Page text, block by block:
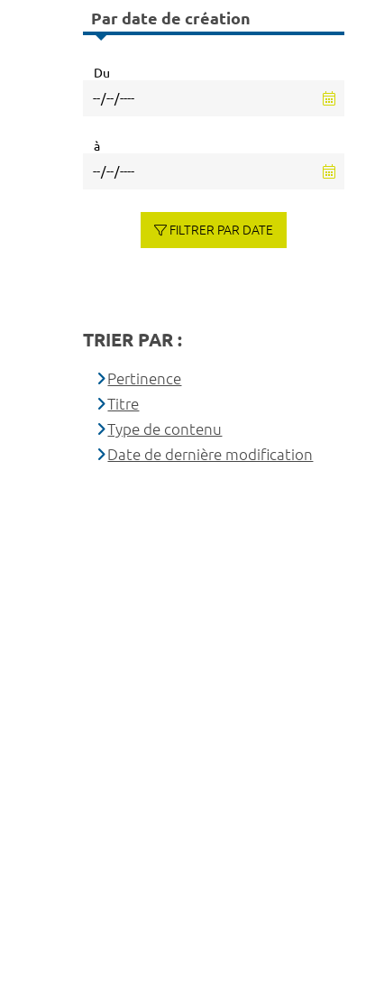
Par date de création
Du
à
FILTRER PAR DATE
TRIER PAR :
Pertinence
Titre
Type de contenu
Date de dernière modification